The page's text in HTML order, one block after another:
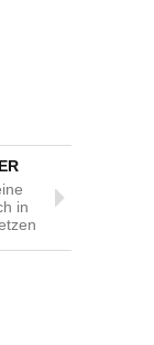
in